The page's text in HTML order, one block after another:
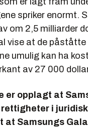
spriker enormt.
om 2,5 milliarder
vise at de påståtte
umulig kan ha
av 27 000
er opplagt at
rettigheter i
at Samsungs